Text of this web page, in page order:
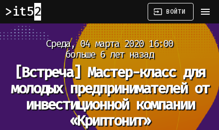
it52 input ВОЙТИ menu
Среда, 04 марта 2020 16:00
больше 6 лет назад
[Встреча] Мастер-класс для
молодых предпринимателей от
инвестиционной компании
«Криптонит»